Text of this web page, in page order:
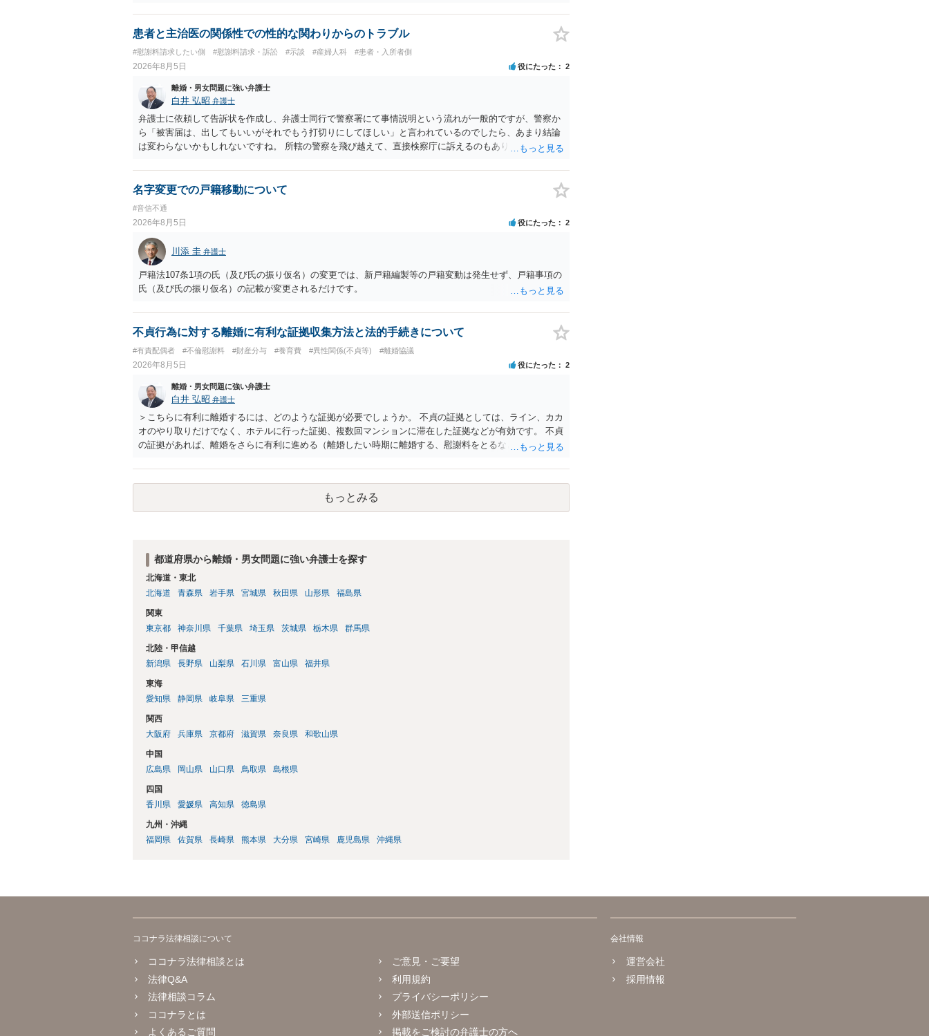
患者と主治医の関係性での性的な関わりからのトラブル
#慰謝料請求したい側 #慰謝料請求・訴訟 #示談 #産婦人科 #患者・入所者側
2026年8月5日 役にたった 2
離婚・男女問題に強い弁護士
白井 弘昭 弁護士
弁護士に依頼して告訴状を作成し、弁護士同行で警察署にて事情説明という流れが一般的ですが、警察か
ら「被害届は、出してもいいがそれでもう打切りにしてほしい」と言われているのでしたら、あまり結論
は変わらないかもしれないですね。 所轄の警察を飛び越えて、直接検察庁に訴えるのもありかもしれない
す。 一度、最寄りの「刑事に強い」とうたっている弁護士に相談してみてはいかがでしょうか。 以上、
ご参考まで。
名字変更での戸籍移動について
#音信不通
2026年8月5日 役にたった 2
川添 圭 弁護士
戸籍法107条1項の氏（及び氏の振り仮名）の変更では、新戸籍編製等の戸籍変動は発生せず、戸籍事項の
氏（及び氏の振り仮名）の記載が変更されるだけです。
不貞行為に対する離婚に有利な証拠収集方法と法的手続きについて
#有責配偶者 #不倫慰謝料 #財産分与 #養育費 #異性関係(不貞等) #離婚協議
2026年8月5日 役にたった 2
離婚・男女問題に強い弁護士
白井 弘昭 弁護士
＞こちらに有利に離婚するには、どのような証拠が必要でしょうか。 不貞の証拠としては、ライン、カカ
オのやり取りだけでなく、ホテルに行った証拠、複数回マンションに滞在した証拠などが有効です。 不貞
の証拠があれば、離婚をさらに有利に進める（離婚したい時期に離婚する、慰謝料をとるなど）ことがで
がありますので、ご注意ください。 以上、ご参考まで。
もっとみる
都道府県から離婚・男女問題に強い弁護士を探す
北海道・東北
北海道
青森県 岩手県 宮城県 秋田県 山形県 福島県
関東
東京都
神奈川県 千葉県 埼玉県 茨城県 栃木県 群馬県
北陸・甲信越
新潟県
長野県 山梨県 石川県 富山県 福井県
東海
愛知県
静岡県 岐阜県 三重県
関西
大阪府
兵庫県 京都府 滋賀県 奈良県 和歌山県
中国
広島県
岡山県 山口県 鳥取県 島根県
四国
香川県
愛媛県 高知県 徳島県
九州・沖縄
福岡県
佐賀県 長崎県 熊本県 大分県 宮崎県 鹿児島県 沖縄県
ココナラ法律相談について
ココナラ法律相談とは
法律Q&A
法律相談コラム
ココナラとは
よくあるご質問
ご意見・ご要望
利用規約
プライバシーポリシー
外部送信ポリシー
掲載をご検討の弁護士の方へ
会社情報
運営会社
採用情報